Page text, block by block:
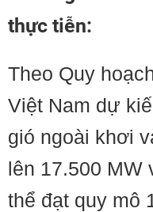
thực tiễn:
Theo Quy
Việt Nam dự
gió ngoài khơi
lên 17.500 MW
thể đạt quy mô